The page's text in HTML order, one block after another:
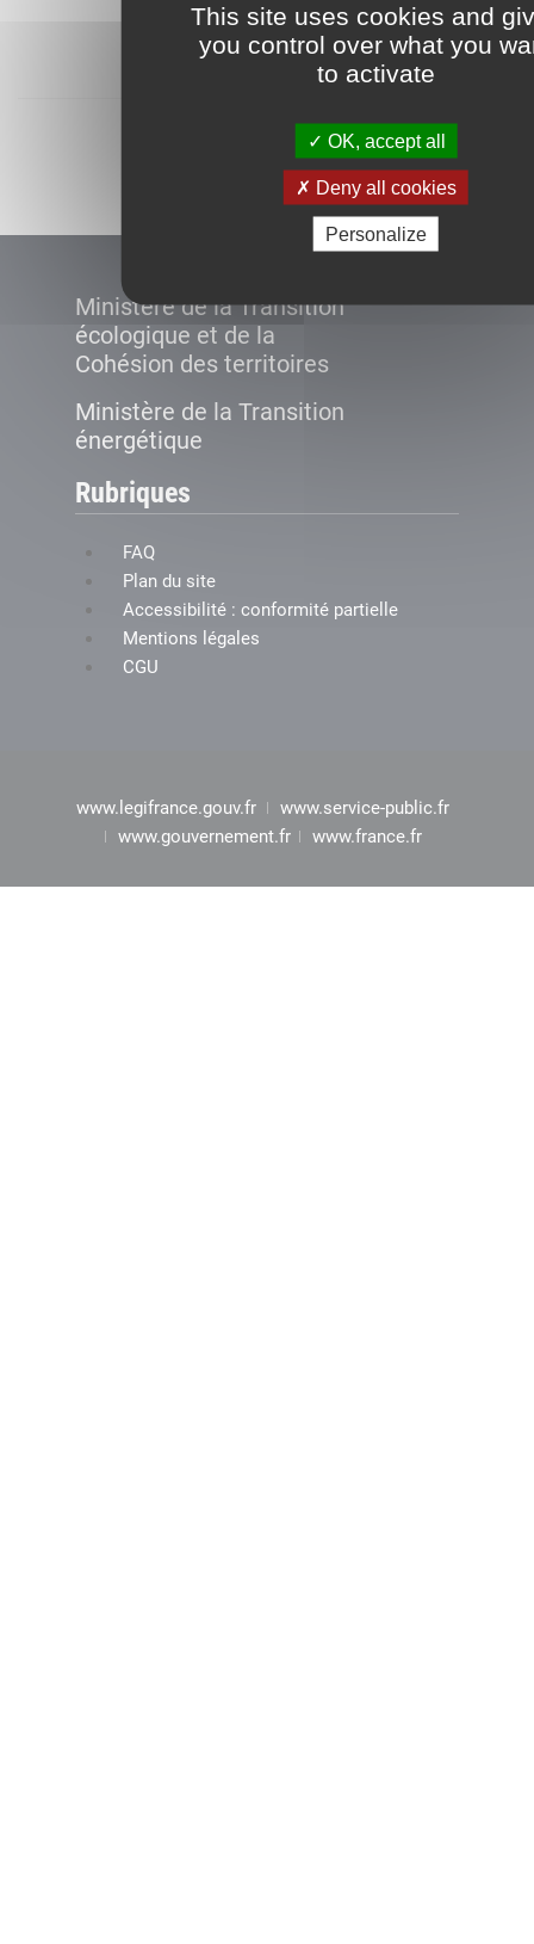
This site uses cookies and
you control over what you
to activate
OK, accept all
Deny all cookies
Personalize
Connexion
Ministère de la Transition
écologique et de la
Cohésion des territoires
Ministère de la Transition
énergétique
Rubriques
FAQ
Plan du site
Accessibilité : conformité partielle
Mentions légales
CGU
www.legifrance.gouv.fr
www.service-public.fr
www.gouvernement.fr
www.france.fr